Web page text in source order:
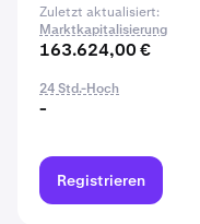
Zuletzt aktualisiert:
Marktkapitalisierung
163.624,00 €
24 Std.-Hoch
-
Registrieren